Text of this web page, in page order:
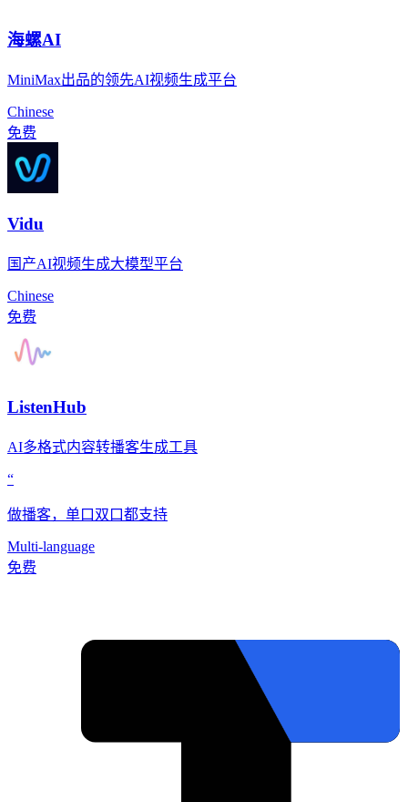
海螺AI
MiniMax出品的领先AI视频生成平台
Chinese
免费
Vidu
国产AI视频生成大模型平台
Chinese
免费
ListenHub
AI多格式内容转播客生成工具
“
做播客，单口双口都支持
Multi-language
免费